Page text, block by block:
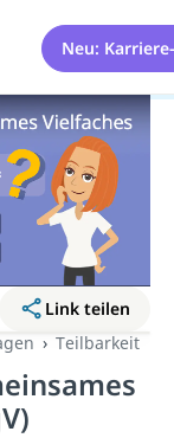
Neu:
Link teilen
Teilbarkeit